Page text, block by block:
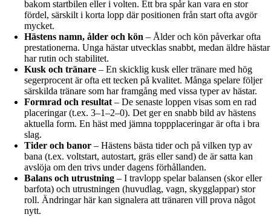
bakom startbilen eller i volten. Ett bra spår kan vara en stor
fördel, särskilt i korta lopp där positionen från start ofta avgör
mycket.
Hästens namn, ålder och kön – Ålder och kön påverkar ofta
prestationerna. Unga hästar utvecklas snabbt, medan äldre hästar
har rutin och stabilitet.
Kusk och tränare – En skicklig kusk eller tränare med hög
segerprocent är ofta ett tecken på kvalitet. Många spelare följer
särskilda tränare som har framgång med vissa typer av hästar.
Formrad och resultat– De senaste loppen visas som en rad
placeringar (t.ex. 3–1–2–0). Det ger en snabb bild av hästens
aktuella form. En häst med jämna toppplaceringar är ofta i bra
slag.
Tider och banor – Hästens bästa tider och på vilken typ av
bana (t.ex. voltstart, autostart, gräs eller sand) de är satta kan
avslöja om den trivs under dagens förhållanden.
Balans och utrustning – I travlopp spelar balansen (skor eller
barfota) och utrustningen (huvudlag, vagn, skygglappar) stor
roll. Ändringar här kan signalera att tränaren vill prova något
nytt.